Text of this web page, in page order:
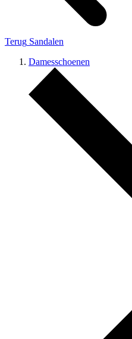
Terug Sandalen
Damesschoenen